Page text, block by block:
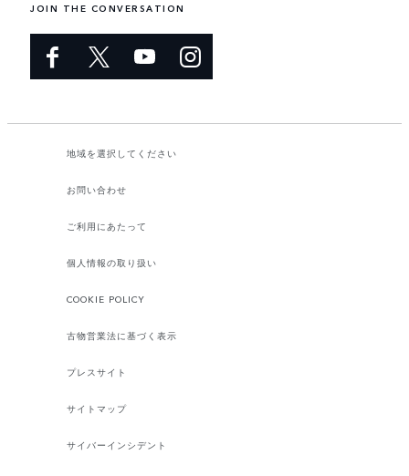
JOIN THE CONVERSATION
地域を選択してください​
お問い合わせ
ご利用にあたって
個人情報の取り扱い
COOKIE POLICY
古物営業法に基づく表示
プレスサイト
サイトマップ
サイバーインシデント